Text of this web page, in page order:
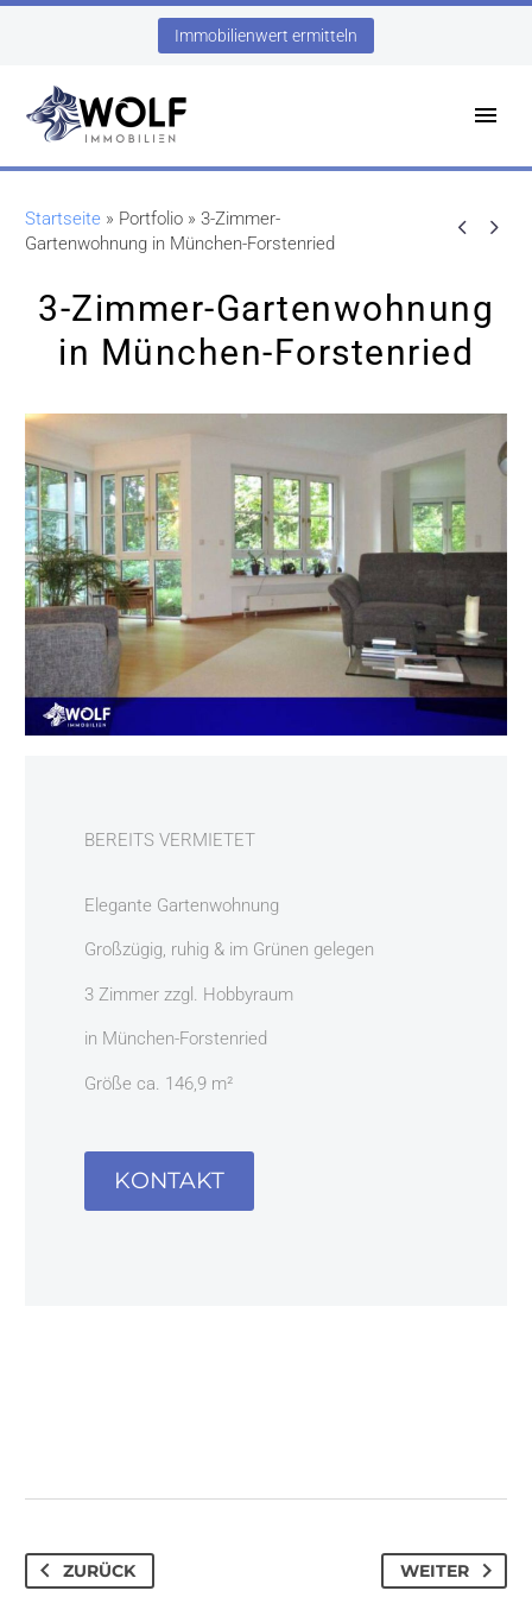
Immobilienwert ermitteln
 
Startseite » Portfolio » 3-Zimmer-
Gartenwohnung in München-Forstenried
3-Zimmer-Gartenwohnung
in München-Forstenried
BEREITS VERMIETET
Elegante Gartenwohnung
Großzügig, ruhig & im Grünen gelegen
3 Zimmer zzgl. Hobbyraum
in München-Forstenried
Größe ca. 146,9 m²
KONTAKT
ZURÜCK WEITER